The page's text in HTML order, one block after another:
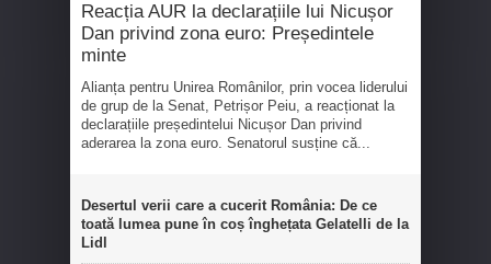
Reacția AUR la declarațiile lui Nicușor
Dan privind zona euro: Președintele
minte
Alianța pentru Unirea Românilor, prin vocea liderului
de grup de la Senat, Petrișor Peiu, a reacționat la
declarațiile președintelui Nicușor Dan privind
aderarea la zona euro. Senatorul susține că...
Desertul verii care a cucerit România: De ce
toată lumea pune în coș înghețata Gelatelli de la
Lidl